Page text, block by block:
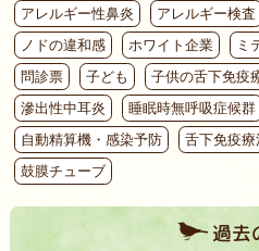
アレルギー性鼻炎
アレルギー検査
ノドの違和感
ホワイト企業 ミ
問診票
子ども 子供の舌下免疫
滲出性中耳炎
睡眠時無呼吸症候群
自動精算機・感染予防
舌下免疫療
鼓膜チューブ
過去